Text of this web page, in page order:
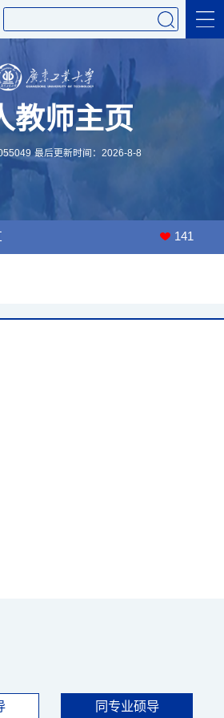
科学研究
教学研究
教师主页
最后更新时间： 2026-8-8
141
同专业硕导